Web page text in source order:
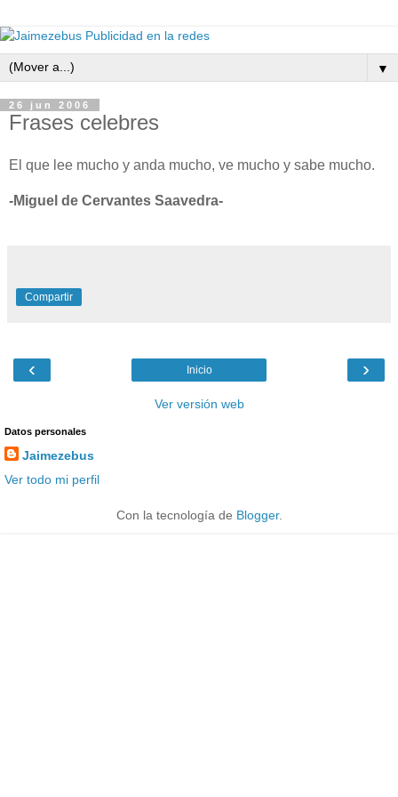
▼
26 jun 2006
Frases celebres
El que lee mucho y anda mucho, ve mucho y sabe mucho.
-Miguel de Cervantes Saavedra-
Compartir
‹ ›
Inicio
Ver versión web
Datos personales
Jaimezebus
Ver todo mi perfil
Con la tecnología de Blogger.